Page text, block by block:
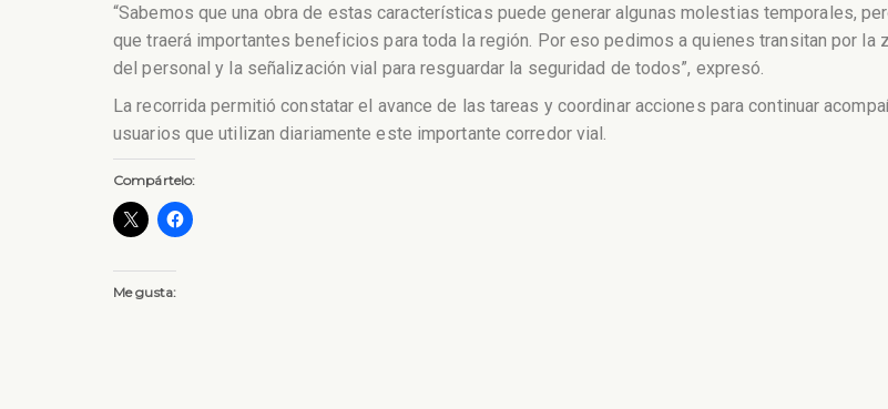
“Sabemos que una obra de estas características puede generar algunas molestias temporales,
que traerá importantes beneficios para toda la región. Por eso pedimos a quienes transitan por
del personal y la señalización vial para resguardar la seguridad de todos”, expresó.
La recorrida permitió constatar el avance de las tareas y coordinar acciones para continuar
usuarios que utilizan diariamente este importante corredor vial.
Compártelo:
Me gusta: